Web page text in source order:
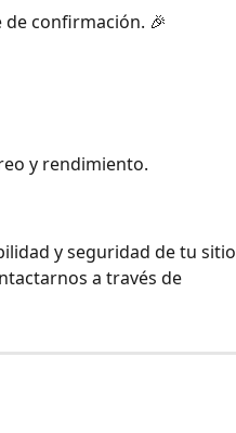
confirmación. 🎉
y rendimiento.
y seguridad de tu sitio
a través de